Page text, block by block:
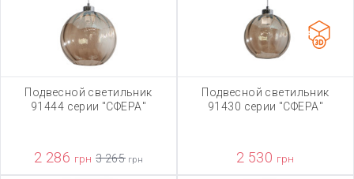
Подвесной светильник
91444 серии "СФЕРА"
2 286 грн 3 265 грн
Подвесной светильник
91430 серии "СФЕРА"
2 530 грн